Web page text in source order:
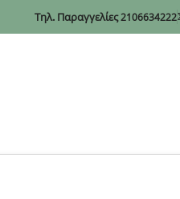
Τηλ. Παραγγελίες2106634222